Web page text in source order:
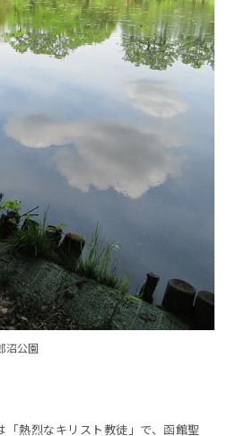
沼公園
「熱烈なキリスト教徒」で、函館聖